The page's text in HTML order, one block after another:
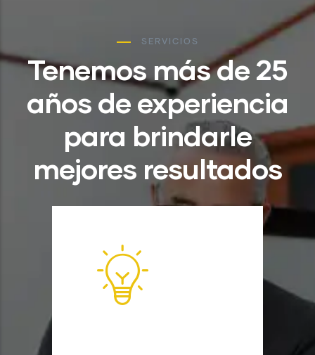
SERVICIOS
Tenemos más de 25
años de experiencia
para brindarle
mejores resultados